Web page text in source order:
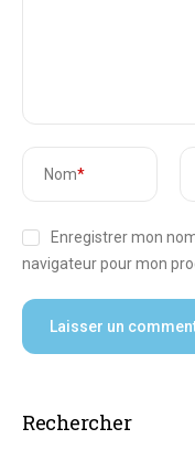
Nom*
Enregistrer mon
navigateur pour mon
Rechercher